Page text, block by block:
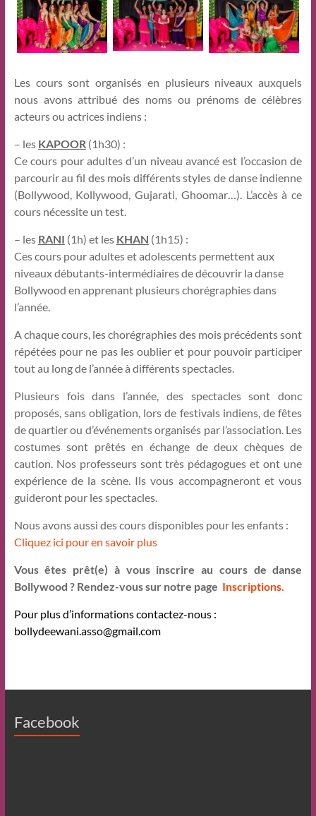
Les cours sont organisés en plusieurs niveaux auxquels
nous avons attribué des noms ou prénoms de célèbres
acteurs ou actrices indiens :
– les KAPOOR(1h30) :
Ce cours pour adultes d’un niveau avancé est l’occasion de
parcourir au fil des mois différents styles de danse indienne
(Bollywood, Kollywood, Gujarati, Ghoomar…). L’accès à ce
cours nécessite un test.
– les RANI (1h) et les KHAN (1h15) :
Ces cours pour adultes et adolescents permettent aux
niveaux débutants-intermédiaires de découvrir la danse
Bollywood en apprenant plusieurs chorégraphies dans
l’année.
A chaque cours, les chorégraphies des mois précédents sont
répétées pour ne pas les oublier et pour pouvoir participer
tout au long de l’année à différents spectacles.
Plusieurs fois dans l’année, des spectacles sont donc
proposés, sans obligation, lors de festivals indiens, de fêtes
de quartier ou d’événements organisés par l’association. Les
costumes sont prêtés en échange de deux chèques de
caution. Nos professeurs sont très pédagogues et ont une
expérience de la scène. Ils vous accompagneront et vous
guideront pour les spectacles.
Nous avons aussi des cours disponibles pour les enfants :
Cliquez ici pour en savoir plus
Vous êtes prêt(e) à vous inscrire au cours de danse
Bollywood ? Rendez-vous sur notre page Inscriptions.
Pour plus d’informations contactez-nous :
bollydeewani.asso@gmail.com
Facebook